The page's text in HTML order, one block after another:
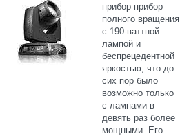
прибор прибор
полного вращения
с 190-ваттной
лампой и
беспрецедентной
яркостью, что до
сих пор было
возможно только
с лампами в
девять раз более
мощными. Его